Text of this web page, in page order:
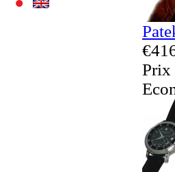
Prix